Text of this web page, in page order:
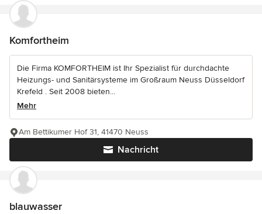
Komfortheim
Die Firma KOMFORTHEIM ist Ihr Spezialist für durchdachte
Heizungs- und Sanitärsysteme im Großraum Neuss Düsseldorf
Krefeld . Seit 2008 bieten...
Mehr
Nachricht
Am Bettikumer Hof 31, 41470 Neuss
blauwasser